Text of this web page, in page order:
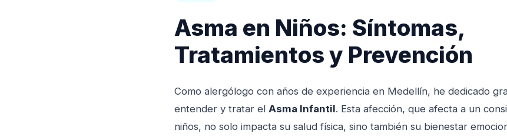
Asma en Niños: Síntomas,
Tratamientos y Prevención
Como alergólogo con años de experiencia en Medellín, he dedicado
entender y tratar el Asma Infantil. Esta afección, que afecta a un
niños, no solo impacta su salud física, sino también su bienestar